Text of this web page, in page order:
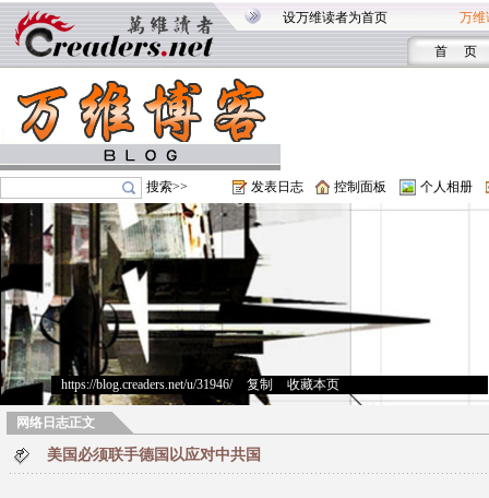
设万维读者为首页 万维
首 页
搜索>> 发表日志 控制面板 个人相册
https://blog.creaders.net/u/31946/> 复制 收藏本页
网络日志正文
美国必须联手德国以应对中共国